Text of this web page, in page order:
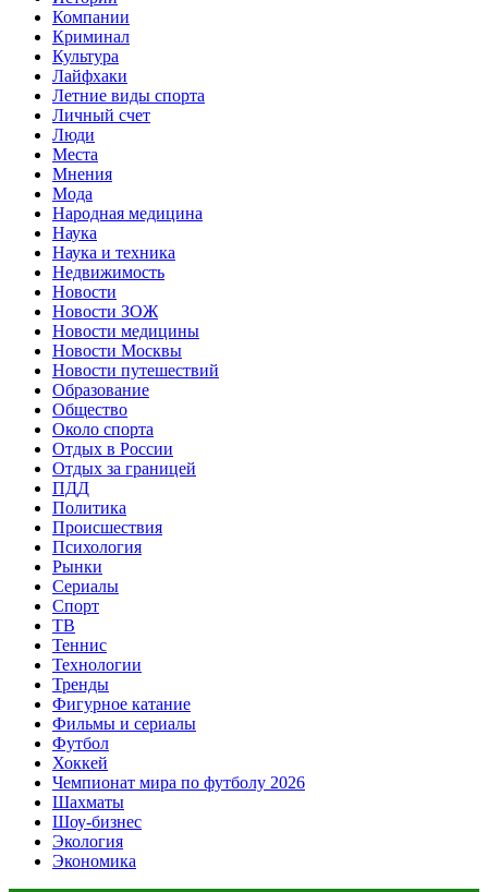
Компании
Криминал
Культура
Лайфхаки
Летние виды спорта
Личный счет
Люди
Места
Мнения
Мода
Народная медицина
Наука
Наука и техника
Недвижимость
Новости
Новости ЗОЖ
Новости медицины
Новости Москвы
Новости путешествий
Образование
Общество
Около спорта
Отдых в России
Отдых за границей
ПДД
Политика
Происшествия
Психология
Рынки
Сериалы
Спорт
ТВ
Теннис
Технологии
Тренды
Фигурное катание
Фильмы и сериалы
Футбол
Хоккей
Чемпионат мира по футболу 2026
Шахматы
Шоу-бизнес
Экология
Экономика